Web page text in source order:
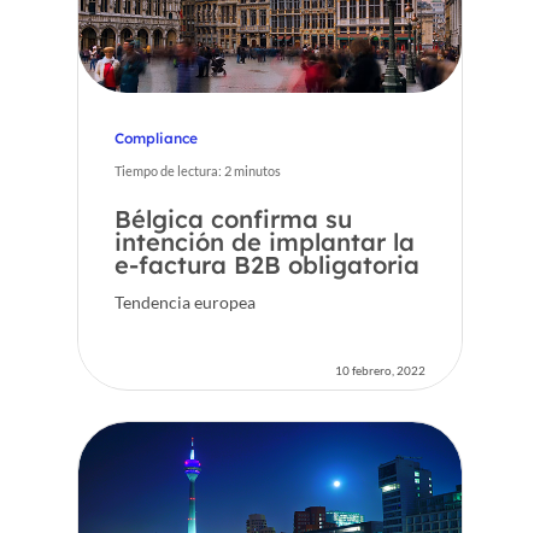
Compliance
Tiempo de lectura: 2minutos
Bélgica confirma su
intención de implantar la
e-factura B2B obligatoria
Tendencia europea
10 febrero, 2022